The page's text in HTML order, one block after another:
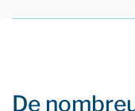
De